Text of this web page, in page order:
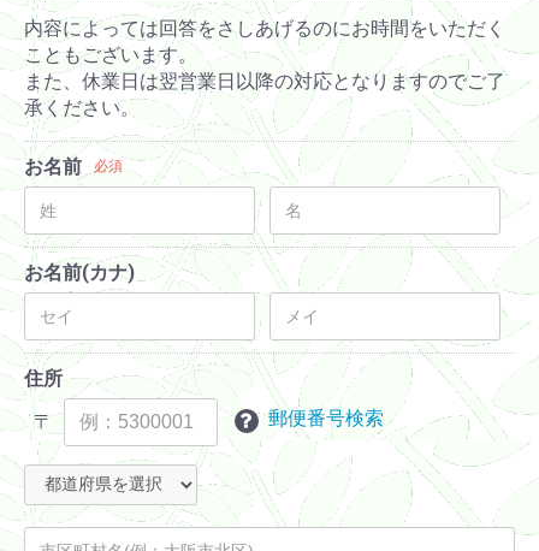
内容によっては回答をさしあげるのにお時間をいただく
こともございます。
また、休業日は翌営業日以降の対応となりますのでご了
承ください。
お名前 必須
お名前(カナ)
住所
〒
郵便番号検索